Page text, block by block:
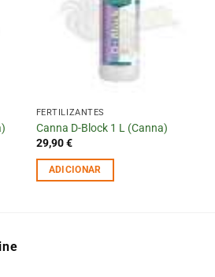
FERTILIZANTES
Canna D-Block 1 L (Canna)
29,90€
ADICIONAR